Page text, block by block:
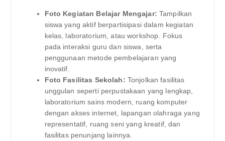
Foto Kegiatan Belajar Mengajar: Tampilkan
siswa yang aktif berpartisipasi dalam kegiatan
kelas, laboratorium, atau workshop. Fokus
pada interaksi guru dan siswa, serta
penggunaan metode pembelajaran yang
inovatif.
Foto Fasilitas Sekolah: Tonjolkan fasilitas
unggulan seperti perpustakaan yang lengkap,
laboratorium sains modern, ruang komputer
dengan akses internet, lapangan olahraga yang
representatif, ruang seni yang kreatif, dan
fasilitas penunjang lainnya.